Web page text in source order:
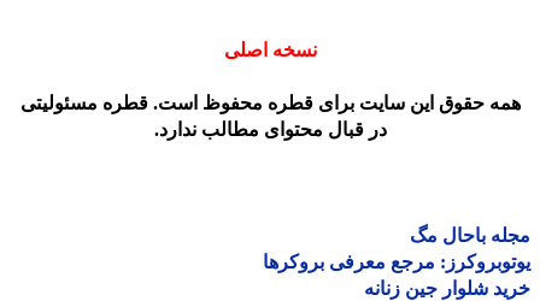
نسخه اصلی
حقوق این سایت برای قطره محفوظ است. قطره مسئولیتی
در قبال محتوای مطالب ندارد.
باحال مگ
مرجع معرفی بروکرها
شلوار جین زنانه